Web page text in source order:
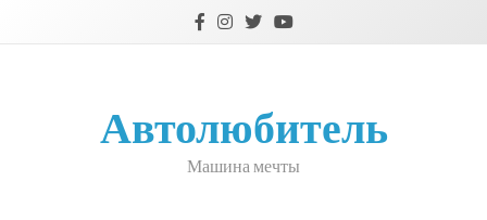
Автолюбитель
Машина мечты